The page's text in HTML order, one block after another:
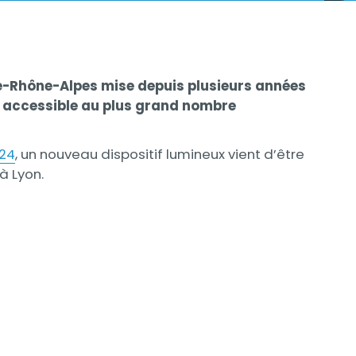
Alpes mise depuis plusieurs années
au plus grand nombre
, un nouveau dispositif lumineux vient d’être
Lyon.